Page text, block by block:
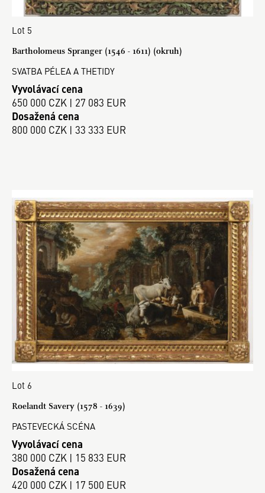
Lot 5
Bartholomeus Spranger (1546 - 1611) (okruh)
SVATBA PÉLEA A THETIDY
Vyvolávací cena
650 000 CZK | 27 083 EUR
Dosažená cena
800 000 CZK | 33 333 EUR
Lot 6
Roelandt Savery (1578 - 1639)
PASTEVECKÁ SCÉNA
Vyvolávací cena
380 000 CZK | 15 833 EUR
Dosažená cena
420 000 CZK | 17 500 EUR